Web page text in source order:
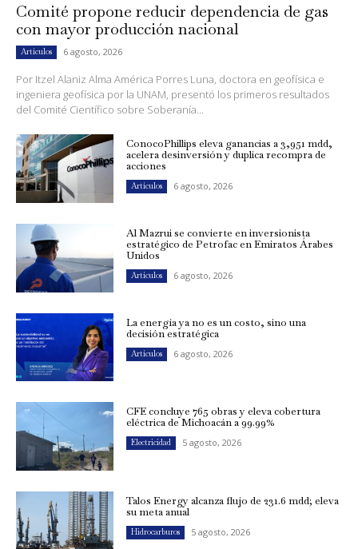
Comité propone reducir dependencia de gas
con mayor producción nacional
Artículos 6 agosto, 2026
Por Itzel Alaniz Alma América Porres Luna, doctora en geofísica e
ingeniera geofísica por la UNAM, presentó los primeros resultados
del Comité Científico sobre Soberanía...
ConocoPhillips eleva ganancias a 3,951 mdd,
acelera desinversión y duplica recompra de
acciones
Artículos 6 agosto, 2026
Al Mazrui se convierte en inversionista
estratégico de Petrofac en Emiratos Árabes
Unidos
Artículos 6 agosto, 2026
La energía ya no es un costo, sino una
decisión estratégica
Artículos 6 agosto, 2026
CFE concluye 765 obras y eleva cobertura
eléctrica de Michoacán a 99.99%
Electricidad 5 agosto, 2026
Talos Energy alcanza flujo de 231.6 mdd; eleva
su meta anual
Hidrocarburos 5 agosto, 2026